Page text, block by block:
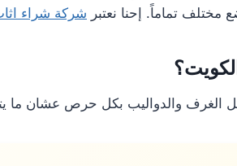
تماماً. إحنا نعتبر شركة شراء
الغرف والدواليب بكل حرص عشان ما